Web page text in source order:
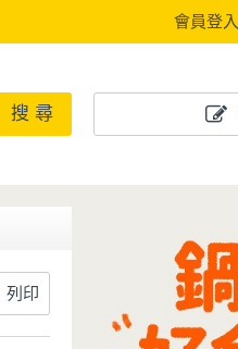
會員登入
搜 尋
列印